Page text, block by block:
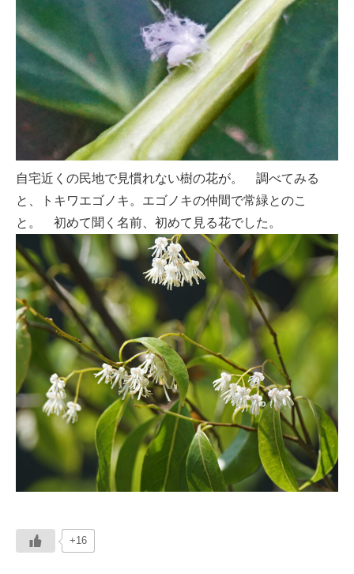
自宅近くの民地で見慣れない樹の花が。 調べてみる
と、トキワエゴノキ。エゴノキの仲間で常緑とのこ
と。 初めて聞く名前、初めて見る花でした。
+16